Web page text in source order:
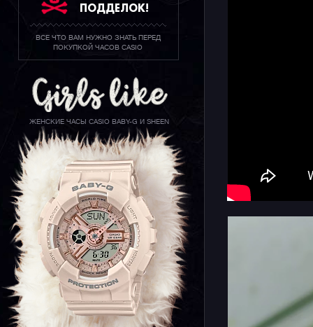
ПОДДЕЛОК!
ВСЕ ЧТО ВАМ НУЖНО ЗНАТЬ ПЕРЕД
ПОКУПКОЙ ЧАСОВ CASIO
ЖЕНСКИЕ ЧАСЫ CASIO BABY-G И SHEEN